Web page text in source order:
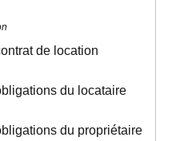
de location
du locataire
du propriétaire